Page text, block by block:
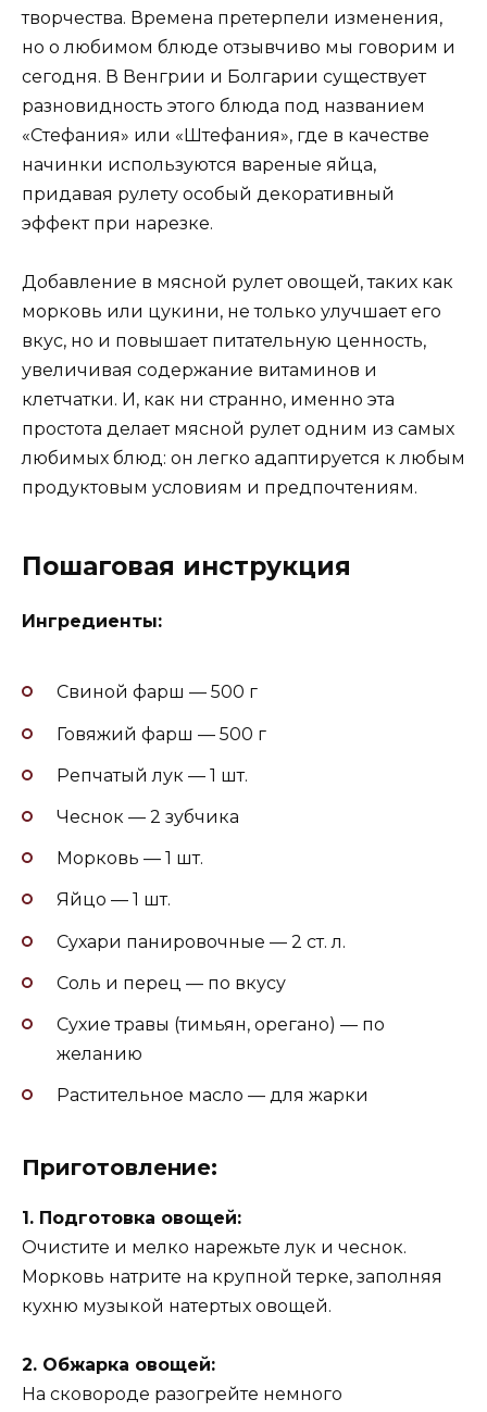
творчества. Времена претерпели изменения,
но о любимом блюде отзывчиво мы говорим и
сегодня. В Венгрии и Болгарии существует
разновидность этого блюда под названием
«Стефания» или «Штефания», где в качестве
начинки используются вареные яйца,
придавая рулету особый декоративный
эффект при нарезке.
Добавление в мясной рулет овощей, таких как
морковь или цукини, не только улучшает его
вкус, но и повышает питательную ценность,
увеличивая содержание витаминов и
клетчатки. И, как ни странно, именно эта
простота делает мясной рулет одним из самых
любимых блюд: он легко адаптируется к любым
продуктовым условиям и предпочтениям.
Пошаговая инструкция
Ингредиенты:
Свиной фарш — 500 г
Говяжий фарш — 500 г
Репчатый лук — 1 шт.
Чеснок — 2 зубчика
Морковь — 1 шт.
Яйцо — 1 шт.
Сухари панировочные — 2 ст. л.
Соль и перец — по вкусу
Сухие травы (тимьян, орегано) — по
желанию
Растительное масло — для жарки
Приготовление:
1. Подготовка овощей:
Очистите и мелко нарежьте лук и чеснок.
Морковь натрите на крупной терке, заполняя
кухню музыкой натертых овощей.
2. Обжарка овощей:
На сковороде разогрейте немного